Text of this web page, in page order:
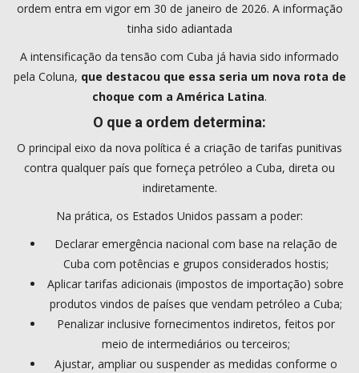
ordem entra em vigor em 30 de janeiro de 2026. A informação
tinha sido adiantada
A intensificação da tensão com Cuba já havia sido informado
pela Coluna, que destacou que essa seria um nova rota de
choque com a América Latina.
O que a ordem determina:
O principal eixo da nova política é a criação de tarifas punitivas
contra qualquer país que forneça petróleo a Cuba, direta ou
indiretamente.
Na prática, os Estados Unidos passam a poder:
Declarar emergência nacional com base na relação de
Cuba com potências e grupos considerados hostis;
Aplicar tarifas adicionais (impostos de importação) sobre
produtos vindos de países que vendam petróleo a Cuba;
Penalizar inclusive fornecimentos indiretos, feitos por
meio de intermediários ou terceiros;
Ajustar, ampliar ou suspender as medidas conforme o